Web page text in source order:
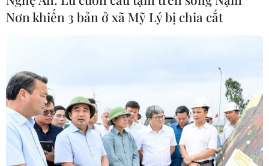
03/08/2026 04:25
nhà ở xã hội tại Hưng Yên từ tháng 8
03/08/2026 04:03
Gỡ nút thắt thể chế đất đai, mở khóa
nguồn lực cho tăng trưởng
Nơn khiến 3 bản ở xã Mỹ Lý bị chia cắt